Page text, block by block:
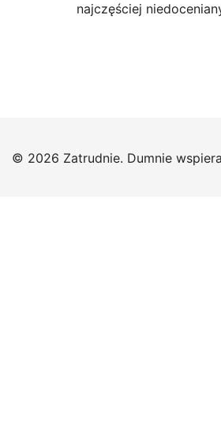
najczęściej
© 2026 Zatrudnie. Dumnie